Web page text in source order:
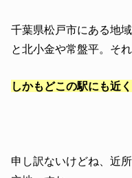
千葉県松戸市にある地
と北小金や常盤平。そ
しかもどこの駅にも近く
申し訳ないけどね、近